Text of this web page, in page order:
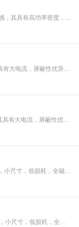
SKNR系列是水滴小一体成型功率电感，其具有高功率密度，屏蔽性出色等特性，适用于中大功率。
SWAI系列是合金磁胶功率电感，其具有大电流，屏蔽性优异等特性，应用广泛。
SWFI系列是铁氧体磁胶功率电感，其具有大电流，屏蔽性优异，性价比高等特性，应用广泛。
SDHL是全磁屏蔽功率精密绕线电感，小尺寸，低损耗，全磁屏蔽等特点，适用于小型化终端产品。
SDHK是全磁屏蔽功率精密绕线电感，小尺寸，低损耗，全磁屏蔽等特点，适用于小型化终端产品。